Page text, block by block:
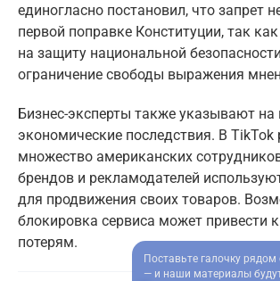
единогласно постановил, что запрет
первой поправке Конституции, так
на защиту национальной
ограничение свободы выражения
Бизнес-эксперты также указывают
экономические последствия. В TikTok
множество американских
брендов и рекламодателей
для продвижения своих товаров.
блокировка сервиса может привести
потерям.
Поставьте галочку рядом
— и наши материалы